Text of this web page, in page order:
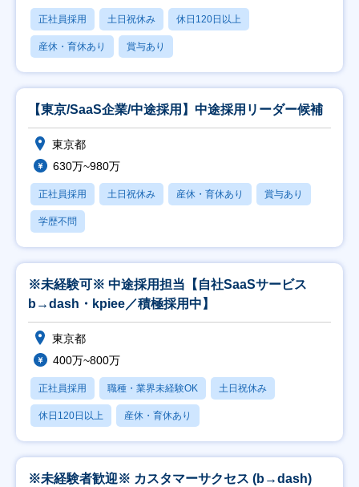
正社員採用 土日祝休み 休日120日以上
産休・育休あり 賞与あり
【東京/SaaS企業/中途採用】中途採用リーダー候補
東京都
630万~980万
正社員採用 土日祝休み 産休・育休あり 賞与あり
学歴不問
※未経験可※ 中途採用担当【自社SaaSサービス
b→dash・kpiee／積極採用中】
東京都
400万~800万
正社員採用 職種・業界未経験OK 土日祝休み
休日120日以上 産休・育休あり
※未経験者歓迎※ カスタマーサクセス (b→dash)